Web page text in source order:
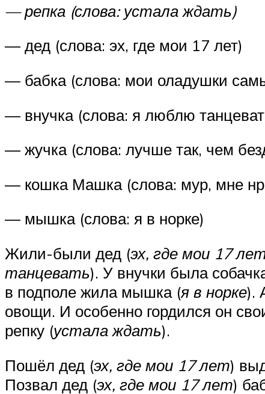
— репка (слова: устала ждать)
— дед (слова: эх, где мои 17 лет)
— бабка (слова: мои оладушки
— внучка (слова: я люблю
— жучка (слова: лучше так, чем
— кошка Машка (слова: мур, мне
— мышка (слова: я в норке)
Жили-были дед (эх, где мои 17
танцевать). У внучки была
в подполе жила мышка (я в норке).
овощи. И особенно гордился он
репку (устала ждать).
Пошёл дед (эх, где мои 17 лет)
Позвал дед (эх, где мои 17 лет)